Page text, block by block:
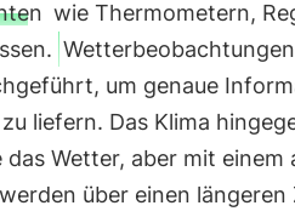
wie Thermometern,
Wetterbeobachtungen
um genaue
liefern. Das Klima
das Wetter, aber mit einem
über einen längeren